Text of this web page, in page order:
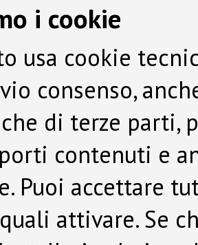
i cookie
usa cookie
consenso,
di terze parti,
contenuti e
Puoi accettare
attivare. Se